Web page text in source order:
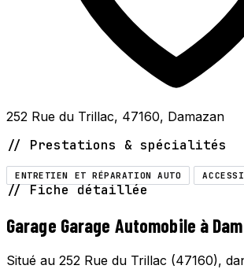
252 Rue du Trillac, 47160, Damazan
// Prestations & spécialités
ENTRETIEN ET RÉPARATION AUTO
// Fiche détaillée
Garage Garage Automobile à
Situé au 252 Rue du Trillac (47160),